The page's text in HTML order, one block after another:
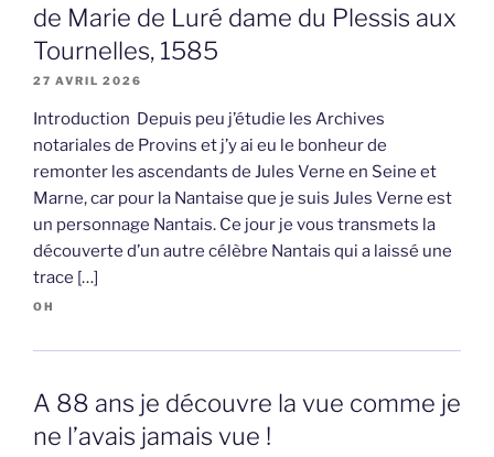
de Marie de Luré dame du Plessis aux
Tournelles, 1585
27 AVRIL 2026
Introduction Depuis peu j’étudie les Archives
notariales de Provins et j’y ai eu le bonheur de
remonter les ascendants de Jules Verne en Seine et
Marne, car pour la Nantaise que je suis Jules Verne est
un personnage Nantais. Ce jour je vous transmets la
découverte d’un autre célèbre Nantais qui a laissé une
trace […]
OH
A 88 ans je découvre la vue comme je
ne l’avais jamais vue !